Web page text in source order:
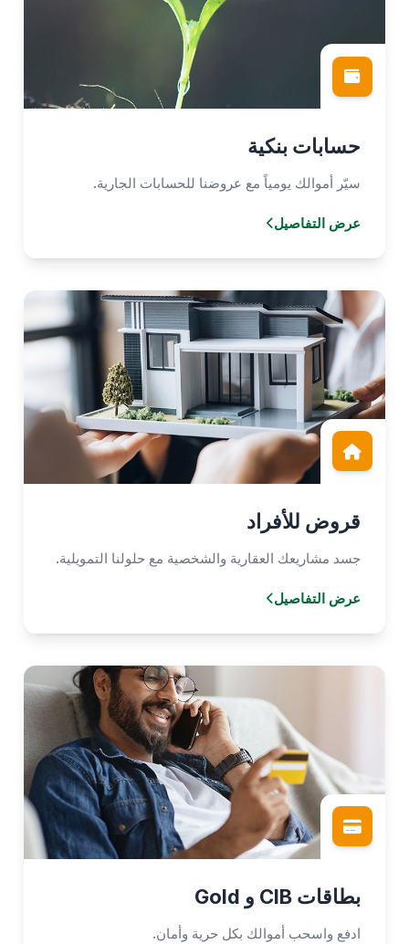
حسابات بنكية
سيّر أموالك يومياً مع عروضنا للحسابات الجارية.
عرض التفاصيل
قروض للأفراد
جسد مشاريعك العقارية والشخصية مع حلولنا التمويلية.
عرض التفاصيل
بطاقات CIB و Gold
ادفع واسحب أموالك بكل حرية وأمان.